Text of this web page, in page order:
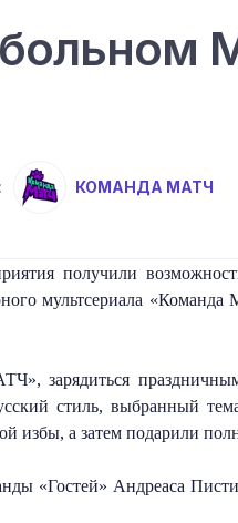
КОМАНДА МАТЧ
получили
мультсериала
зарядиться
стиль, выбранный
избы, а затем подарили
«Гостей» Андреаса